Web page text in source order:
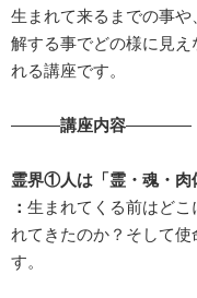
生まれて来るまでの事
解する事でどの様に見
れる講座です。
———講座内容————
霊界①人は「霊・魂・肉
： 生まれてくる前はど
れてきたのか？そして
す。